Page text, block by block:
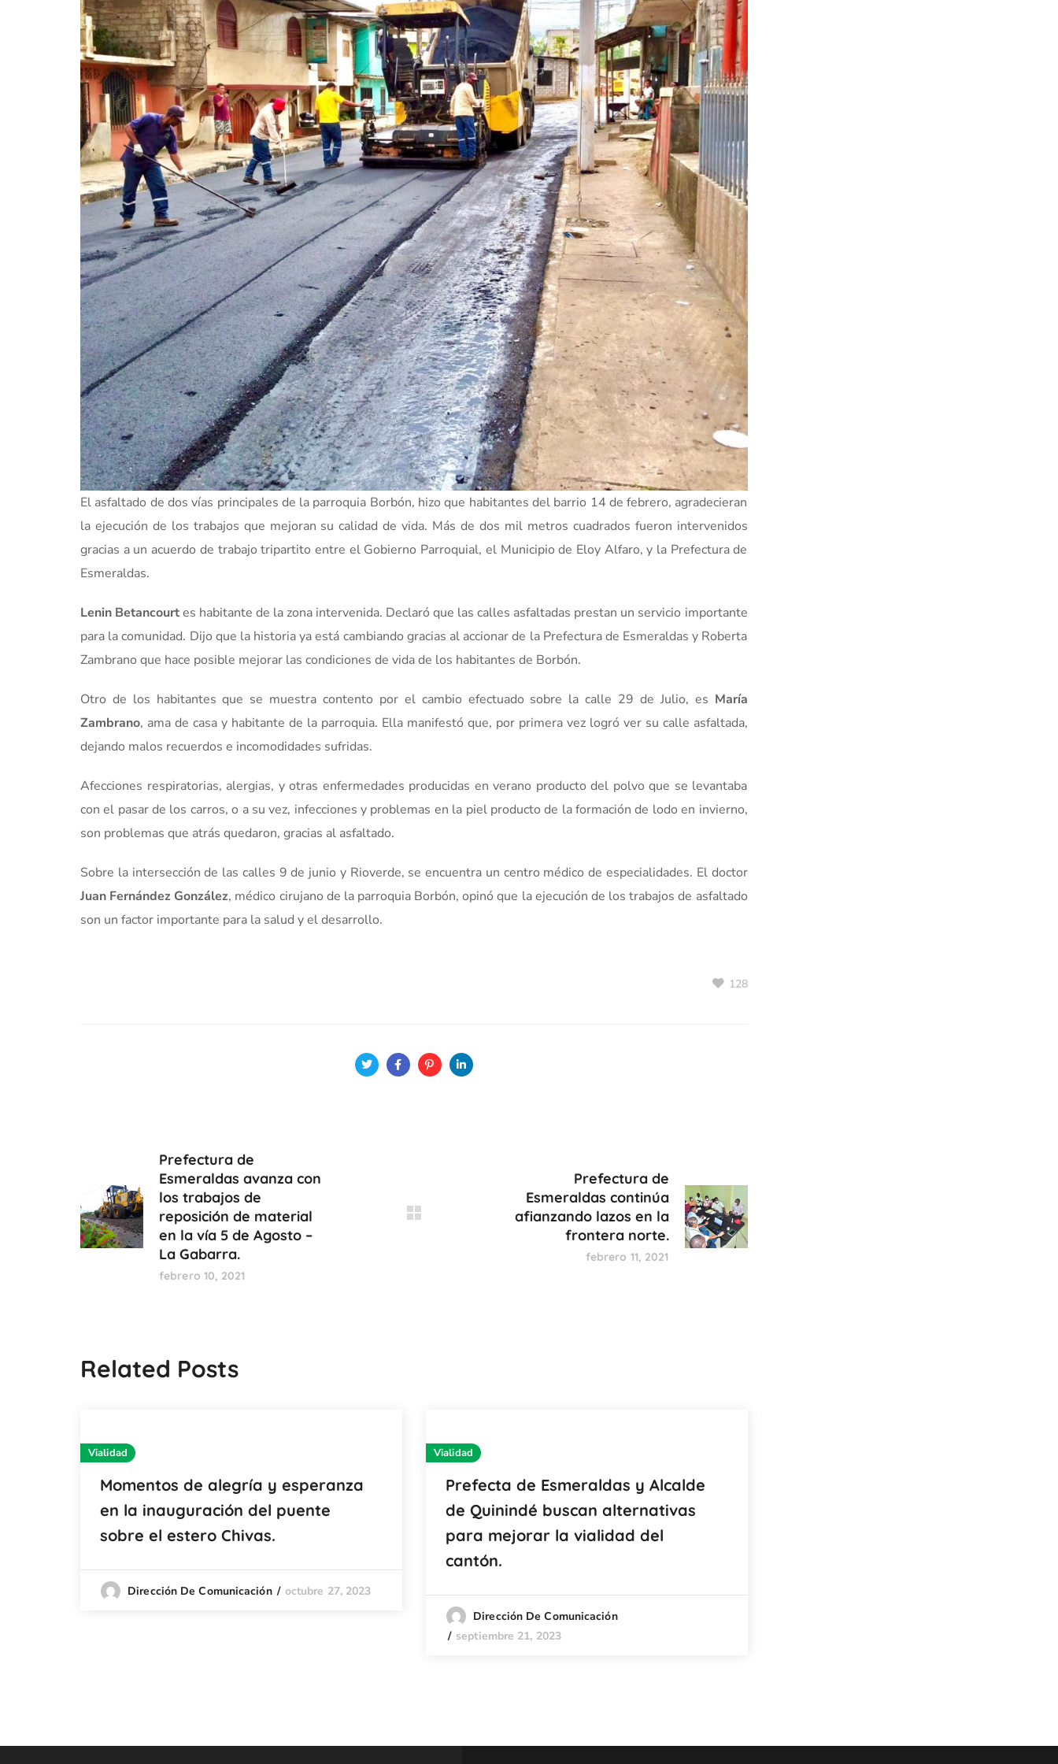
El asfaltado de dos vías principales de la parroquia Borbón, hizo que habitantes del barrio 14 de febrero, agradecieran
la ejecución de los trabajos que mejoran su calidad de vida. Más de dos mil metros cuadrados fueron intervenidos
gracias a un acuerdo de trabajo tripartito entre el Gobierno Parroquial, el Municipio de Eloy Alfaro, y la Prefectura de
Esmeraldas.
Lenin Betancourtes habitante de la zona intervenida. Declaró que las calles asfaltadas prestan un servicio importante
para la comunidad. Dijo que la historia ya está cambiando gracias al accionar de la Prefectura de Esmeraldas y Roberta
Zambrano que hace posible mejorar las condiciones de vida de los habitantes de Borbón.
Otro de los habitantes que se muestra contento por el cambio efectuado sobre la calle 29 de Julio, es María
Zambrano, ama de casa y habitante de la parroquia. Ella manifestó que, por primera vez logró ver su calle asfaltada,
dejando malos recuerdos e incomodidades sufridas.
Afecciones respiratorias, alergias, y otras enfermedades producidas en verano producto del polvo que se levantaba
con el pasar de los carros, o a su vez, infecciones y problemas en la piel producto de la formación de lodo en invierno,
son problemas que atrás quedaron, gracias al asfaltado.
Sobre la intersección de las calles 9 de junio y Rioverde, se encuentra un centro médico de especialidades. El doctor
Juan Fernández González, médico cirujano de la parroquia Borbón, opinó que la ejecución de los trabajos de asfaltado
son un factor importante para la salud y el desarrollo.
128
Prefectura de
Esmeraldas avanza con
los trabajos de
reposición de material
en la vía 5 de Agosto –
La Gabarra.
febrero 10, 2021
Prefectura de
Esmeraldas continúa
afianzando lazos en la
frontera norte.
febrero 11, 2021
Related Posts
Vialidad
Momentos de alegría y esperanza
en la inauguración del puente
sobre el estero Chivas.
Dirección De Comunicación octubre 27, 2023
Vialidad
Prefecta de Esmeraldas y Alcalde
de Quinindé buscan alternativas
para mejorar la vialidad del
cantón.
Dirección De Comunicación
septiembre 21, 2023